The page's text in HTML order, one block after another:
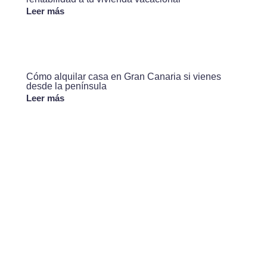
Leer más
Cómo alquilar casa en Gran Canaria si vienes
desde la península
Leer más